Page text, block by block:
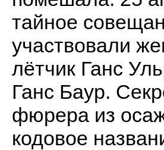
тайное
участвовали
лётчик Ганс
Ганс Баур.
фюрера из
кодовое